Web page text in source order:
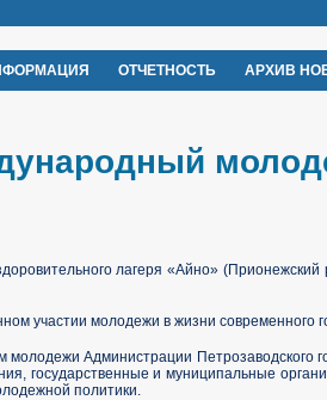
ОТЧЕТНОСТЬ АРХИВ
лагеря «Айно»
участии молодежи в жизни современного
Администрации Петрозаводского
государственные и муниципальные
политики.